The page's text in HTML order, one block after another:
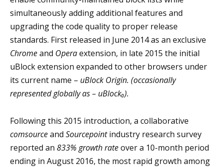
simultaneously adding additional features and
upgrading the code quality to proper release
standards. First released in June 2014 as an exclusive
Chromeand Operaextension, in late 2015 the initial
uBlock extension expanded to other browsers under
its current name – uBlock Origin. (occasionally
represented globally as – uBlock₀).
Following this 2015 introduction, a collaborative
comsourceand Sourcepointindustry research survey
reported an 833% growth rateover a 10-month period
ending in August 2016, the most rapid growth among